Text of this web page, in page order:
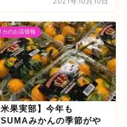
カのお店情報
米果実部】今年も
みかんの季節がや